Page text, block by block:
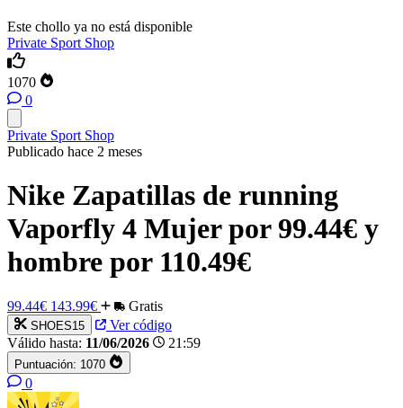
Este chollo ya no está disponible
Private Sport Shop
1070
0
Private Sport Shop
Publicado hace 2 meses
Nike Zapatillas de running
Vaporfly 4 Mujer por 99.44€ y
hombre por 110.49€
99.44€ 143.99€ Gratis
SHOES15
Ver código
Válido hasta: 11/06/2026 21:59
Puntuación: 1070
0